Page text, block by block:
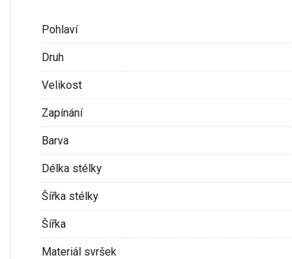
Pohlaví
Druh
Velikost
Zapínání
Barva
Délka stélky
Šířka stélky
Šířka
Materiál svršek